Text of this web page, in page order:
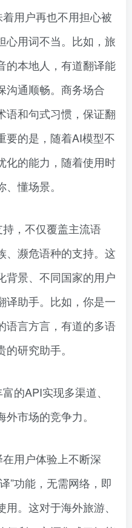
用户再也不用担心被
心用词不当。比如，旅
的本地人，有道翻译能
沟通顺畅。商务场合
语和句式习惯，保证翻
要的是，随着AI模型不
化的能力，随着使用时
懂场景。
，不仅覆盖主流语
、濒危语种的支持。这
背景、不同国家的用户
译助手。比如，你是一
语言方言，有道的多语
研究助手。
的API实现多渠道、
市场的竞争力。
用户体验上不断深
”功能，无需网络，即
。这对于海外旅游、